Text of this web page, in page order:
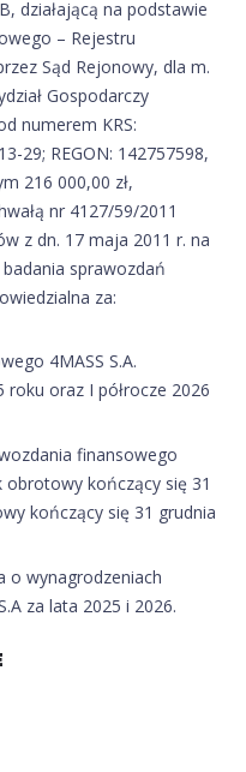
działającą na podstawie
– Rejestru
Sąd Rejonowy, dla m.
Gospodarczy
numerem KRS:
29; REGON: 142757598,
216 000,00 zł,
nr 4127/59/2011
z dn. 17 maja 2011 r. na
sprawozdań
za:
4MASS S.A.
roku oraz I półrocze 2026
finansowego
obrotowy kończący się 31
kończący się 31 grudnia
o wynagrodzeniach
za lata 2025 i 2026.